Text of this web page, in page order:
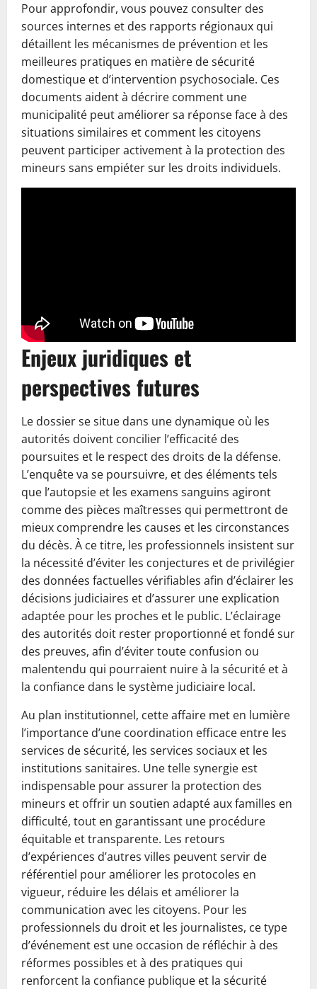
Pour approfondir, vous pouvez consulter des
sources internes et des rapports régionaux qui
détaillent les mécanismes de prévention et les
meilleures pratiques en matière de sécurité
domestique et d’intervention psychosociale. Ces
documents aident à décrire comment une
municipalité peut améliorer sa réponse face à des
situations similaires et comment les citoyens
peuvent participer activement à la protection des
mineurs sans empiéter sur les droits individuels.
Enjeux juridiques et
perspectives futures
Le dossier se situe dans une dynamique où les
autorités doivent concilier l’efficacité des
poursuites et le respect des droits de la défense.
L’enquête va se poursuivre, et des éléments tels
que l’autopsie et les examens sanguins agiront
comme des pièces maîtresses qui permettront de
mieux comprendre les causes et les circonstances
du décès. À ce titre, les professionnels insistent sur
la nécessité d’éviter les conjectures et de privilégier
des données factuelles vérifiables afin d’éclairer les
décisions judiciaires et d’assurer une explication
adaptée pour les proches et le public. L’éclairage
des autorités doit rester proportionné et fondé sur
des preuves, afin d’éviter toute confusion ou
malentendu qui pourraient nuire à la sécurité et à
la confiance dans le système judiciaire local.
Au plan institutionnel, cette affaire met en lumière
l’importance d’une coordination efficace entre les
services de sécurité, les services sociaux et les
institutions sanitaires. Une telle synergie est
indispensable pour assurer la protection des
mineurs et offrir un soutien adapté aux familles en
difficulté, tout en garantissant une procédure
équitable et transparente. Les retours
d’expériences d’autres villes peuvent servir de
référentiel pour améliorer les protocoles en
vigueur, réduire les délais et améliorer la
communication avec les citoyens. Pour les
professionnels du droit et les journalistes, ce type
d’événement est une occasion de réfléchir à des
réformes possibles et à des pratiques qui
renforcent la confiance publique et la sécurité